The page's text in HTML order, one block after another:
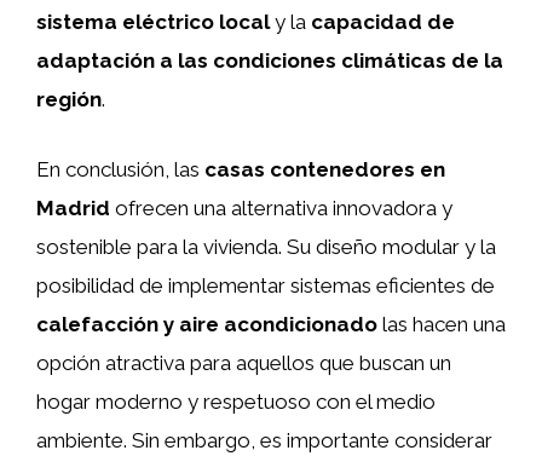
sistema eléctrico localy la capacidad de
adaptación a las condiciones climáticas de la
región.
En conclusión, las casas contenedores en
Madrid ofrecen una alternativa innovadora y
sostenible para la vivienda. Su diseño modular y la
posibilidad de implementar sistemas eficientes de
calefacción y aire acondicionado las hacen una
opción atractiva para aquellos que buscan un
hogar moderno y respetuoso con el medio
ambiente. Sin embargo, es importante considerar